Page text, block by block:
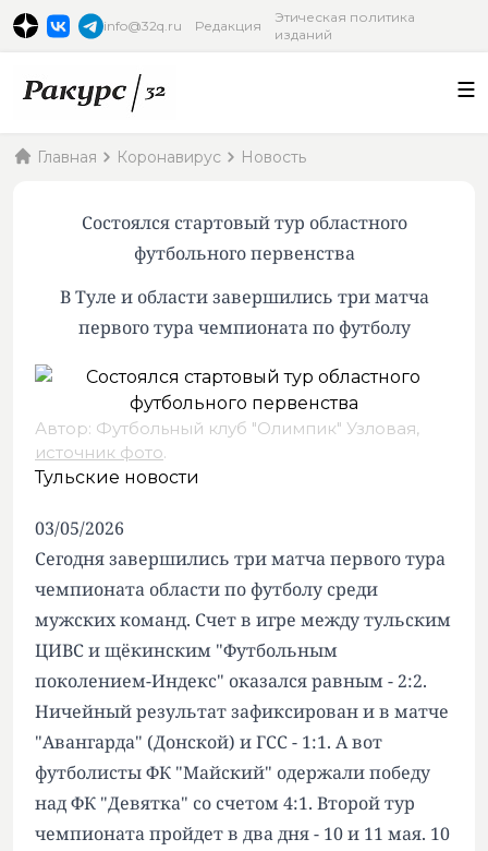
info@32q.ru Редакция
Этическая политика
изданий
Главная Коронавирус Новость
Состоялся стартовый тур областного
футбольного первенства
В Туле и области завершились три матча
первого тура чемпионата по футболу
Автор: Футбольный клуб "Олимпик" Узловая,
источник фото.
Тульские новости
03/05/2026
Сегодня завершились три матча первого тура
чемпионата области по футболу среди
мужских команд. Счет в игре между тульским
ЦИВС и щёкинским "Футбольным
поколением-Индекс" оказался равным - 2:2.
Ничейный результат зафиксирован и в матче
"Авангарда" (Донской) и ГСС - 1:1. А вот
футболисты ФК "Майский" одержали победу
над ФК "Девятка" со счетом 4:1. Второй тур
чемпионата пройдет в два дня - 10 и 11 мая. 10